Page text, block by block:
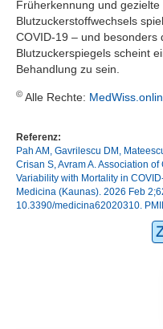
Früherkennung und
Blutzuckerstoffwechsels
COVID-19 – und besonders
Blutzuckerspiegels scheint
Behandlung zu sein.
© Alle Rechte:
Referenz:
Pah AM, Gavrilescu DM,
Crisan S, Avram A. Association
Variability with Mortality in
Medicina (Kaunas). 2026 Feb
10.3390/medicina62020310.